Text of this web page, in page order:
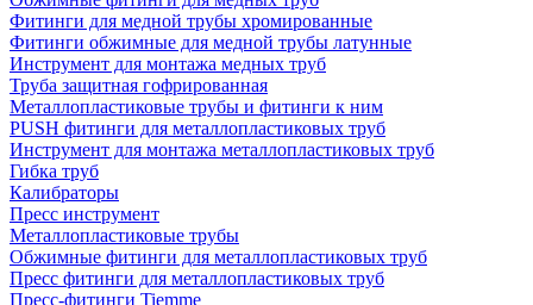
Фитинги для медной трубы хромированные
Фитинги обжимные для медной трубы латунные
Инструмент для монтажа медных труб
Труба защитная гофрированная
Металлопластиковые трубы и фитинги к ним
PUSH фитинги для металлопластиковых труб
Инструмент для монтажа металлопластиковых труб
Гибка труб
Калибраторы
Пресс инструмент
Металлопластиковые трубы
Обжимные фитинги для металлопластиковых труб
Пресс фитинги для металлопластиковых труб
Пресс-фитинги Tiemme